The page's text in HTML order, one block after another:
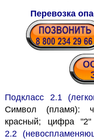
Перевозка
Подкласс 2.1
Символ (пламя):
красный; цифра
2.2